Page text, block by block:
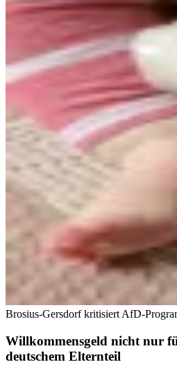
Brosius-Gersdorf kritisiert AfD-
Willkommensgeld nicht nur
deutschem Elternteil